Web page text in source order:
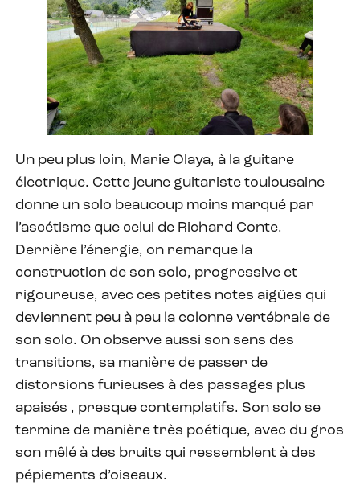
Un peu plus loin, Marie Olaya, à la guitare
électrique. Cette jeune guitariste toulousaine
donne un solo beaucoup moins marqué par
l’ascétisme que celui de Richard Conte.
Derrière l’énergie, on remarque la
construction de son solo, progressive et
rigoureuse, avec ces petites notes aigües qui
deviennent peu à peu la colonne vertébrale de
son solo. On observe aussi son sens des
transitions, sa manière de passer de
distorsions furieuses à des passages plus
apaisés , presque contemplatifs. Son solo se
termine de manière très poétique, avec du gros
son mêlé à des bruits qui ressemblent à des
pépiements d’oiseaux.